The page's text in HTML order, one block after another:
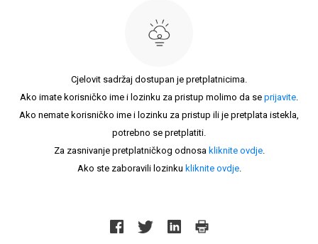
Cjelovit sadržaj dostupan je pretplatnicima.
Ako imate korisničko ime i lozinku za pristup molimo da se prijavite.
Ako nemate korisničko ime i lozinku za pristup ili je pretplata istekla,
potrebno se pretplatiti.
Za zasnivanje pretplatničkog odnosa kliknite ovdje.
Ako ste zaboravili lozinku kliknite ovdje.